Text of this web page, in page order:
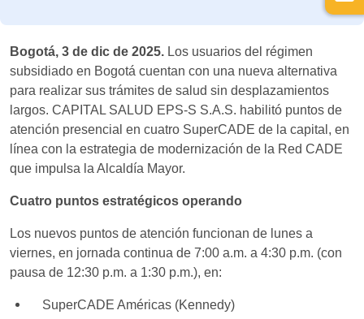
de
Bogotá, 3 de dic de 2025. Los usuarios del régimen
subsidiado en Bogotá cuentan con una nueva alternativa
para realizar sus trámites de salud sin desplazamientos
largos. CAPITAL SALUD EPS-S S.A.S. habilitó puntos de
atención presencial en cuatro SuperCADE de la capital, en
línea con la estrategia de modernización de la Red CADE
que impulsa la Alcaldía Mayor.
Cuatro puntos estratégicos operando
Los nuevos puntos de atención funcionan de lunes a
viernes, en jornada continua de 7:00 a.m. a 4:30 p.m. (con
pausa de 12:30 p.m. a 1:30 p.m.), en:
SuperCADE Américas (Kennedy)